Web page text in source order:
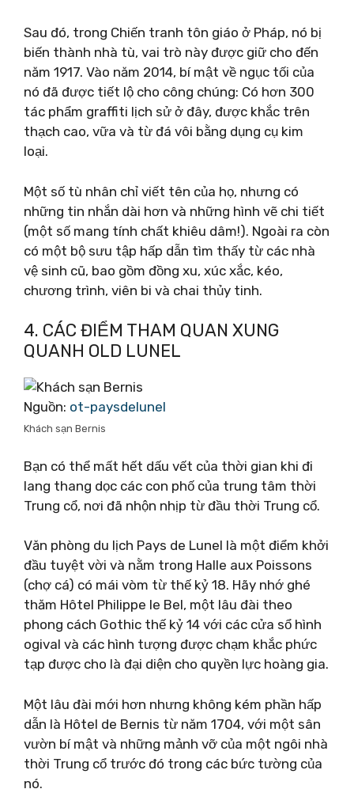
Sau đó, trong Chiến tranh tôn giáo ở Pháp, nó bị
biến thành nhà tù, vai trò này được giữ cho đến
năm 1917. Vào năm 2014, bí mật về ngục tối của
nó đã được tiết lộ cho công chúng: Có hơn 300
tác phẩm graffiti lịch sử ở đây, được khắc trên
thạch cao, vữa và từ đá vôi bằng dụng cụ kim
loại.
Một số tù nhân chỉ viết tên của họ, nhưng có
những tin nhắn dài hơn và những hình vẽ chi tiết
(một số mang tính chất khiêu dâm!). Ngoài ra còn
có một bộ sưu tập hấp dẫn tìm thấy từ các nhà
vệ sinh cũ, bao gồm đồng xu, xúc xắc, kéo,
chương trình, viên bi và chai thủy tinh.
4. CÁC ĐIỂM THAM QUAN XUNG
QUANH OLD LUNEL
Nguồn: ot-paysdelunel
Khách sạn Bernis
Bạn có thể mất hết dấu vết của thời gian khi đi
lang thang dọc các con phố của trung tâm thời
Trung cổ, nơi đã nhộn nhịp từ đầu thời Trung cổ.
Văn phòng du lịch Pays de Lunel là một điểm khởi
đầu tuyệt vời và nằm trong Halle aux Poissons
(chợ cá) có mái vòm từ thế kỷ 18. Hãy nhớ ghé
thăm Hôtel Philippe le Bel, một lâu đài theo
phong cách Gothic thế kỷ 14 với các cửa sổ hình
ogival và các hình tượng được chạm khắc phức
tạp được cho là đại diện cho quyền lực hoàng gia.
Một lâu đài mới hơn nhưng không kém phần hấp
dẫn là Hôtel de Bernis từ năm 1704, với một sân
vườn bí mật và những mảnh vỡ của một ngôi nhà
thời Trung cổ trước đó trong các bức tường của
nó.